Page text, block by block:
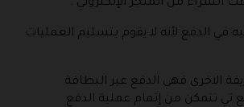
الشراء من المتجر الإلكتروني .
في الدفع لأنه لا يقوم بتسليم العمليات
الاخرى فهي الدفع عبر البطاقة
تي تتمكن من إتمام عملية الدفع